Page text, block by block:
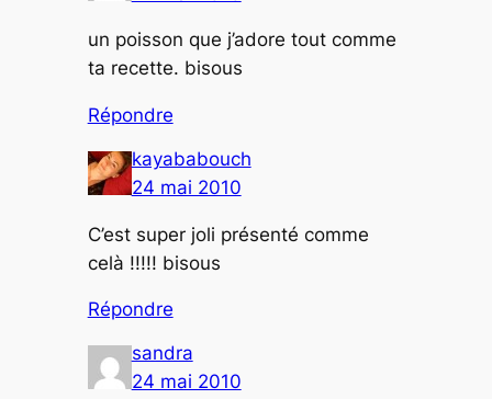
un poisson que j’adore tout comme
ta recette. bisous
Répondre
kayababouch
24 mai 2010
C’est super joli présenté comme
celà !!!!! bisous
Répondre
sandra
24 mai 2010